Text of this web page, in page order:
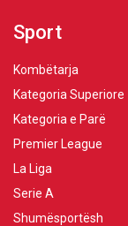
Sport
Kombëtarja
Kategoria Superiore
Kategoria e Parë
Premier League
La Liga
Serie A
Shumësportësh